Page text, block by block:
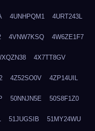
4UNHPQM1 4URT243L
4VNW7KSQ 4W6ZE1F7
4X7TT8GV
4Z52SO0V 4ZP14UIL
50NNJN5E 50S8F1Z0
51JUGSIB 51MY24WU